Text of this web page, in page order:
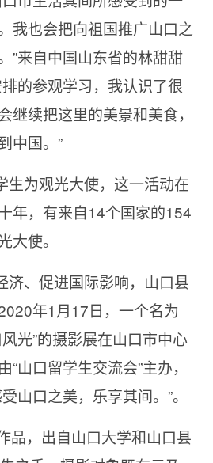
我也会把向祖国推广山口之
”来自中国山东省的林甜甜
的参观学习，我认识了很
继续把这里的美景和美食，
中国。”
生为观光大使，这一活动在
年，有来自14个国家的154
大使。
济、促进国际影响，山口县
年1月17日，一个名为
光”的摄影展在山口市中心
山口留学生交流会”主办，
山口之美，乐享其间。”。
品，出自山口大学和山口县